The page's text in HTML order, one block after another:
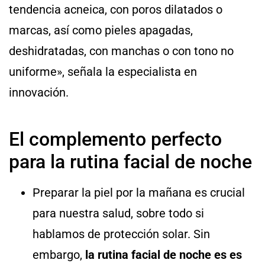
tendencia acneica, con poros dilatados o
marcas, así como pieles apagadas,
deshidratadas, con manchas o con tono no
uniforme», señala la especialista en
innovación.
El complemento perfecto
para la rutina facial de noche
Preparar la piel por la mañana es crucial
para nuestra salud, sobre todo si
hablamos de protección solar. Sin
embargo, la rutina facial de noche es es